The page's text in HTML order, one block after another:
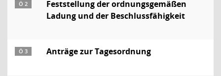
Ö 2
Feststellung der ordnungsgemäßen
Ladung und der Beschlussfähigkeit
Ö 3 Anträge zur Tagesordnung